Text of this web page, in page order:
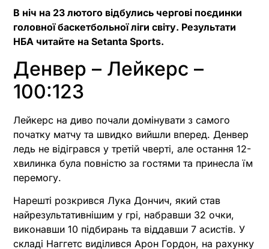
В ніч на 23 лютого відбулись чергові поєдинки
головної баскетбольної ліги світу. Результати
НБА читайте на Setanta Sports.
Денвер – Лейкерс –
100:123
Лейкерс на диво почали домінувати з самого
початку матчу та швидко вийшли вперед. Денвер
ледь не відігрався у третій чверті, але остання 12-
хвилинка була повністю за гостями та принесла їм
перемогу.
Нарешті розкрився Лука Дончич, який став
найрезультативнішим у грі, набравши 32 очки,
виконавши 10 підбирань та віддавши 7 асистів. У
складі Наггетс виділився Арон Гордон, на рахунку